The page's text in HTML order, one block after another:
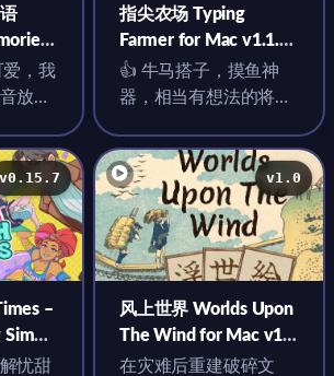
:
爱，我
放一
指尖农场 Typing
Farmer for Mac v1.1.30
中文原生版
👍 牛马搭子，摸鱼神
器，相当有想法的将种
合，键盘上的每个键就
是农场上的每块...
v0.15.7
–
Sim
文原
忧甜
v1.0
风上世界 Worlds Upon
The Wind for Mac v1.0
英文原生版
在灾难后重建破碎文